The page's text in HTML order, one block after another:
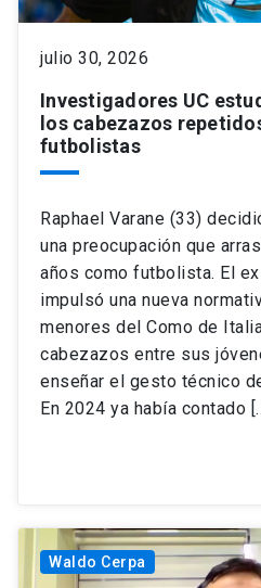
Académicos
Consejo de Facultad
Secretaría Académica
Documentos FCB
Dirección Investigación
Grupos de Investigación
Institutos y Centros
FCB en el Territorio
Redes Internacionales
Estudiantes
Pregrado
Postgrado
Centro de Estudiantes
Publicaciones
Contacto
julio 30, 2026
Investigadores UC
los cabezazos
futbolistas
Raphael Varane (33)
una preocupación que
años como futbolista. El
impulsó una nueva
menores del Como de
cabezazos entre sus
enseñar el gesto técnico
En 2024 ya había contado
Waldo Cerpa